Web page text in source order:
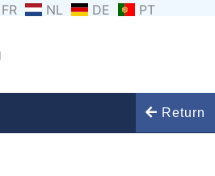
FR NL DE PT
Return